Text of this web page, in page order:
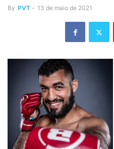
By PVT - 13 de maio de 2021